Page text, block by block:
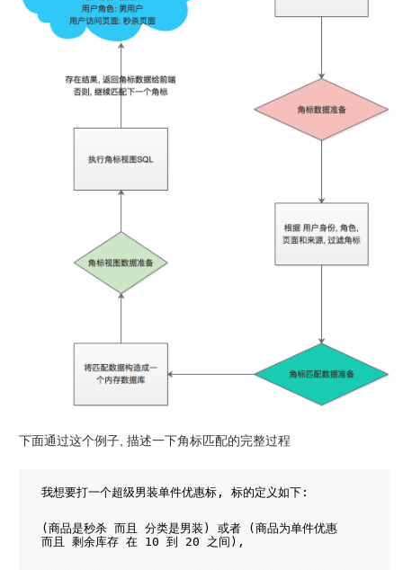
下面通过这个例子, 描述一下角标匹配的完整过程
我想要打一个超级男装单件优惠标, 标的定义如下:
(商品是秒杀 而且 分类是男装) 或者 (商品为单件优惠
而且 剩余库存 在 10 到 20 之间),